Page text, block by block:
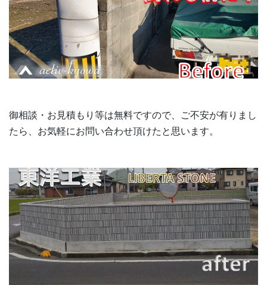
御相談・お見積もり等は無料ですので、ご不安が有りまし
たら、お気軽にお問い合わせ頂けたと思います。